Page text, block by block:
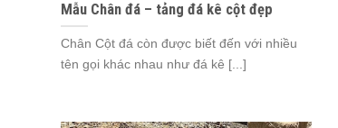
Mẫu Chân đá – tảng đá kê cột đẹp
Chân Cột đá còn được biết đến với nhiều
tên gọi khác nhau như đá kê [...]